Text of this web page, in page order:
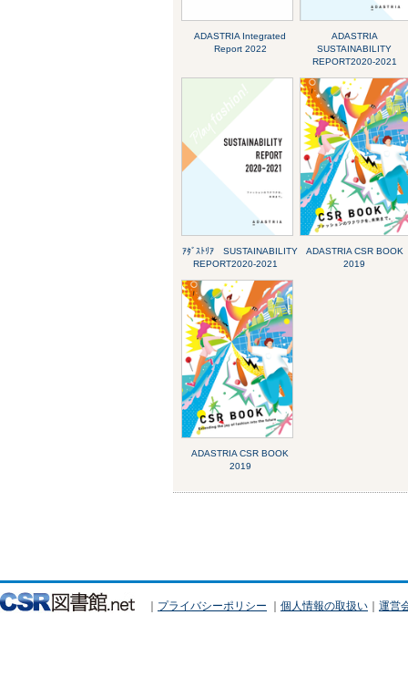
ADASTRIA Integrated
Report 2022
ADASTRIA
SUSTAINABILITY
REPORT2020-2021
ｱﾀﾞｽﾄﾘｱ SUSTAINABILITY
REPORT2020-2021
ADASTRIA CSR BOOK
2019
ADASTRIA CSR BOOK
2019
｜ プライバシーポリシー ｜ 個人情報の取扱い ｜ 運営